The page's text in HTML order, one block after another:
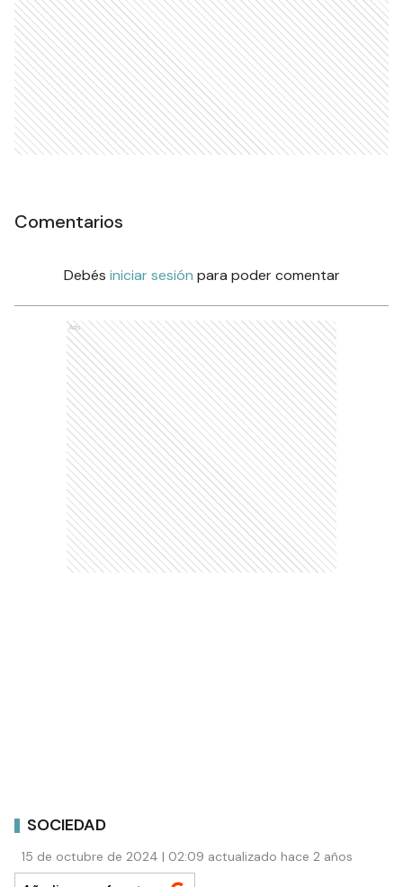
Comentarios
Debés iniciar sesión para poder comentar
Ads
SOCIEDAD
15 de octubre de 2024 | 02:09 actualizado hace 2 años